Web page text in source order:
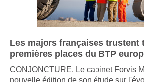
Les majors françaises trustent
premières places du BTP
CONJONCTURE. Le cabinet Forvis